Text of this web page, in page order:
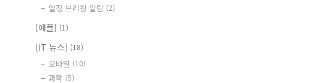
일정 브리핑 알람 (2)
[애플] (1)
[IT 뉴스] (18)
모바일 (10)
과학 (5)